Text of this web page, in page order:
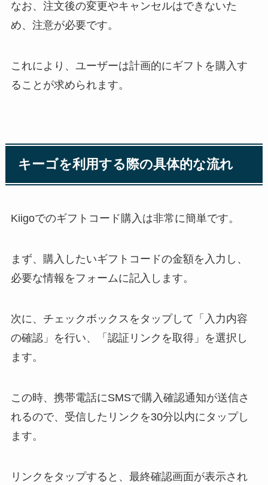
なお、注文後の変更やキャンセルはできないた
め、注意が必要です。
これにより、ユーザーは計画的にギフトを購入す
ることが求められます。
キーゴを利用する際の具体的な流れ
Kiigoでのギフトコード購入は非常に簡単です。
まず、購入したいギフトコードの金額を入力し、
必要な情報をフォームに記入します。
次に、チェックボックスをタップして「入力内容
の確認」を行い、「認証リンクを取得」を選択し
ます。
この時、携帯電話にSMSで購入確認通知が送信さ
れるので、受信したリンクを30分以内にタップし
ます。
リンクをタップすると、最終確認画面が表示され